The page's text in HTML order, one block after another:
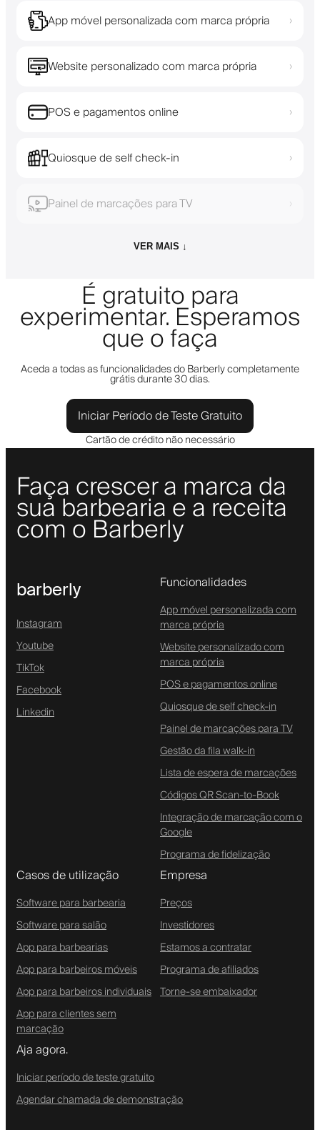
App móvel personalizada com marca própria ›
Website personalizado com marca própria ›
POS e pagamentos online ›
Quiosque de self check-in ›
Painel de marcações para TV ›
VER MAIS ↓
É gratuito para
experimentar. Esperamos
que o faça
Aceda a todas as funcionalidades do Barberly completamente
grátis durante 30 dias.
Iniciar Período de Teste Gratuito
Cartão de crédito não necessário
Faça crescer a marca da
sua barbearia e a receita
com o Barberly
barberly
Instagram
Youtube
TikTok
Facebook
Linkedin
Funcionalidades
App móvel personalizada com
marca própria
Website personalizado com
marca própria
POS e pagamentos online
Quiosque de self check-in
Painel de marcações para TV
Gestão da fila walk-in
Lista de espera de marcações
Códigos QR Scan-to-Book
Integração de marcação com o
Google
Programa de fidelização
Casos de utilização
Software para barbearia
Software para salão
App para barbearias
App para barbeiros móveis
App para barbeiros individuais
App para clientes sem
marcação
Empresa
Preços
Investidores
Estamos a contratar
Programa de afiliados
Torne-se embaixador
Aja agora.
Iniciar período de teste gratuito
Agendar chamada de demonstração